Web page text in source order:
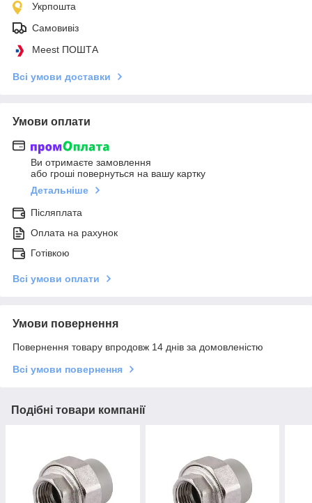
Укрпошта
Самовивіз
Meest ПОШТА
Всі умови доставки
Умови оплати
Ви отримаєте замовлення
або гроші повернуться на вашу картку
Детальніше
Післяплата
Оплата на рахунок
Готівкою
Всі умови оплати
Умови повернення
Повернення товару впродовж 14 днів за домовленістю
Всі умови повернення
Подібні товари компанії